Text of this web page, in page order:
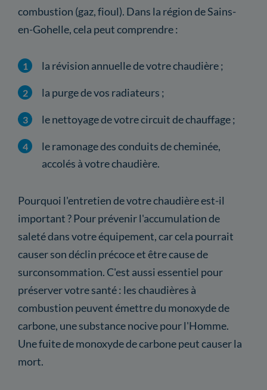
combustion (gaz, fioul). Dans la région de Sains-
en-Gohelle, cela peut comprendre :
la révision annuelle de votre chaudière ;
la purge de vos radiateurs ;
le nettoyage de votre circuit de chauffage ;
le ramonage des conduits de cheminée,
accolés à votre chaudière.
Pourquoi l'entretien de votre chaudière est-il
important ? Pour prévenir l'accumulation de
saleté dans votre équipement, car cela pourrait
causer son déclin précoce et être cause de
surconsommation. C'est aussi essentiel pour
préserver votre santé : les chaudières à
combustion peuvent émettre du monoxyde de
carbone, une substance nocive pour l'Homme.
Une fuite de monoxyde de carbone peut causer la
mort.